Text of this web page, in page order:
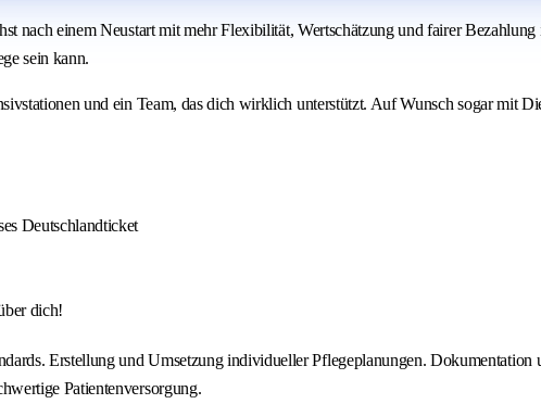
nach einem Neustart mit mehr Flexibilität, Wertschätzung und fairer
sein kann.
und ein Team, das dich wirklich unterstützt. Auf Wunsch sogar mit
Deutschlandticket
dich!
Erstellung und Umsetzung individueller Pflegeplanungen.
Patientenversorgung.